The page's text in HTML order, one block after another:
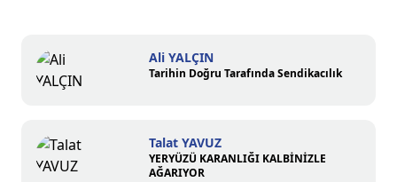
Ali YALÇIN
Tarihin Doğru Tarafında Sendikacılık
Talat YAVUZ
YERYÜZÜ KARANLIĞI KALBİNİZLE
AĞARIYOR